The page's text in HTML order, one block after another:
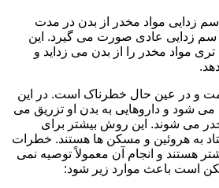
زدایی مواد مخدر از بدن در مدت
سم زدایی عادی صورت می گیرد. این
مواد مخدر را از بدن می زداید و
و در عین حال خطرناک است. در این
می شود و داروهایی به بدن او تزریق می
می شوند. این روش بیشتر برای
به هروئین و مسکن ها هستند. خطرات
هستند و انجام آن معمولاً توصیه نمی
است باعث موارد زیر شود: